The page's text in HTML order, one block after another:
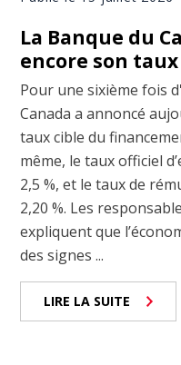
La Banque du
encore son
Pour une sixième fois
Canada a annoncé
taux cible du
même, le taux officiel
2,5 %, et le taux de
2,20 %. Les
expliquent que
des signes ...
LIRE LA SUITE